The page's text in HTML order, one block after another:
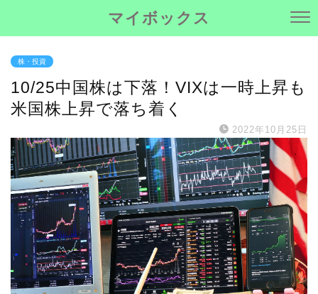
マイボックス
株・投資
10/25中国株は下落！VIXは一時上昇も
米国株上昇で落ち着く
2022年10月25日